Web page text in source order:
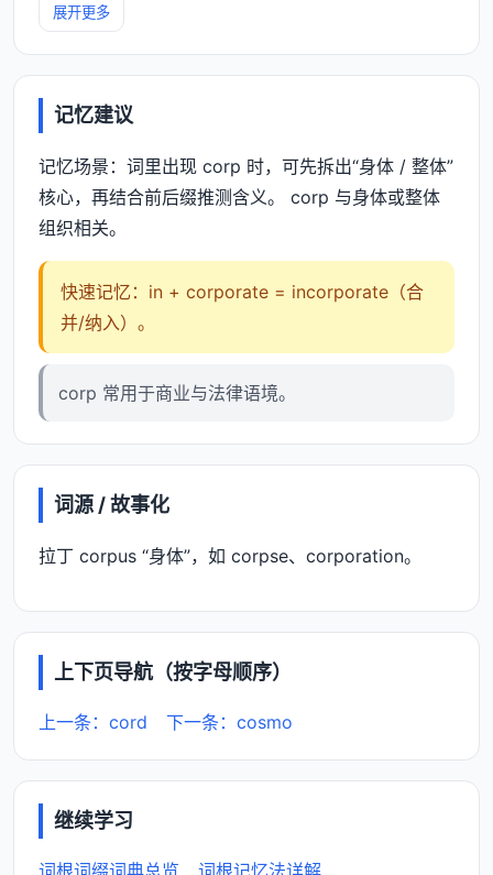
展开更多
记忆建议
记忆场景：词里出现 corp 时，可先拆出“身体 / 整体”
核心，再结合前后缀推测含义。 corp 与身体或整体
组织相关。
快速记忆：in + corporate = incorporate（合
并/纳入）。
corp 常用于商业与法律语境。
词源 / 故事化
拉丁 corpus “身体”，如 corpse、corporation。
上下页导航（按字母顺序）
上一条：cord 下一条：cosmo
继续学习
词根词缀词典总览 词根记忆法详解